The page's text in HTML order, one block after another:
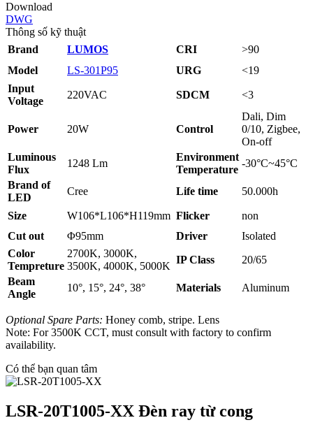
Download
DWG
Thông số kỹ thuật
Brand
LUMOS CRI
>90
Model
LS-301P95 URG
<19
Input
Voltage
220VAC SDCM <3
Power 20W Control
Dali, Dim
0/10, Zigbee,
On-off
Luminous
Flux
1248 Lm
Environment
Temperature
-30°C~45°C
Brand of
LED
Cree Life time 50.000h
Size W106*L106*H119mm Flicker
non
Cut out
Φ95mm Driver
Isolated
Color
Tempreture
2700K, 3000K,
3500K, 4000K, 5000K
IP Class
20/65
Beam
Angle
10°, 15°, 24°, 38° Materials Aluminum
Optional Spare Parts: Honey comb, stripe. Lens
Note: For 3500K CCT, must consult with factory to confirm
availability.
Có thể bạn quan tâm
LSR-20T1005-XX Đèn ray từ cong